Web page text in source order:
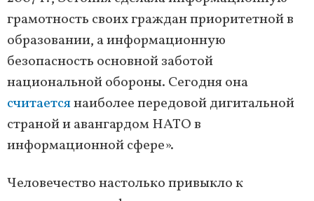
грамотность своих граждан приоритетной в
образовании, а информационную
безопасность основной заботой
национальной обороны. Сегодня она
считаетсянаиболее передовой дигитальной
страной и авангардом НАТО в
информационной сфере».
Человечество настолько привыкло к